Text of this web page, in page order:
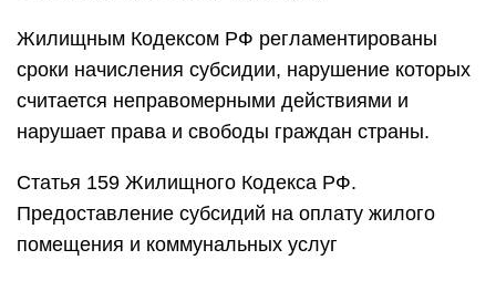
Жилищным Кодексом РФ регламентированы
сроки начисления субсидии, нарушение которых
считается неправомерными действиями и
нарушает права и свободы граждан страны.
Статья 159 Жилищного Кодекса РФ.
Предоставление субсидий на оплату жилого
помещения и коммунальных услуг